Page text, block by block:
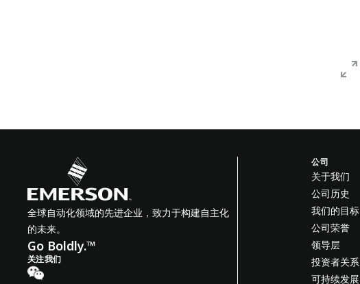
全球自动化领域的先进企业，致力于构建自主化
的未来。
Go Boldly.™
关注我们
公司
关于我们
公司历史
我们的目标
公司荣誉
领导层
投资者关系
可持续发展